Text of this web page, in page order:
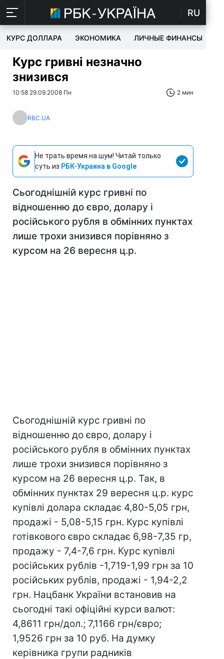
RU
КУРС ДОЛЛАРА ЭКОНОМИКА ЛИЧНЫЕ ФИНАНСЫ
Курс гривні незначно
знизився
10:58 29.09.2008 Пн 2 мин
RBC.UA
Не трать время на шум! Читай только
суть из РБК-Украина в Google
Сьогоднішній курс гривні по
відношенню до євро, долару і
російського рубля в обмінних пунктах
лише трохи знизився порівняно з
курсом на 26 вересня ц.р.
Сьогоднішній курс гривні по
відношенню до євро, долару і
російського рубля в обмінних пунктах
лише трохи знизився порівняно з
курсом на 26 вересня ц.р. Так, в
обмінних пунктах 29 вересня ц.р. курс
купівлі долара складає 4,80-5,05 грн,
продажі - 5,08-5,15 грн. Курс купівлі
готівкового євро складає 6,98-7,35 гр,
продажу - 7,4-7,6 грн. Курс купівлі
російських рублів -1,719-1,99 грн за 10
російських рублів, продажі - 1,94-2,2
грн. Нацбанк України встановив на
сьогодні такі офіційні курси валют:
4,8611 грн/дол.; 7,1166 грн/євро;
1,9526 грн за 10 руб. На думку
керівника групи радників